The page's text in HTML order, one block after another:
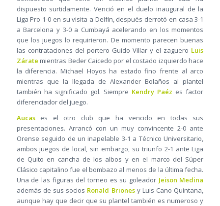
dispuesto surtidamente. Venció en el duelo inaugural de la
Liga Pro 1-0 en su visita a Delfín, después derrotó en casa 3-1
a Barcelona y 3-0 a Cumbayá acelerando en los momentos
que los juegos lo requirieron. De momento parecen buenas
las contrataciones del portero Guido Villar y el zaguero Luis
Zárate mientras Beder Caicedo por el costado izquierdo hace
la diferencia. Michael Hoyos ha estado fino frente al arco
mientras que la llegada de Alexander Bolaños al plantel
también ha significado gol. Siempre Kendry Paéz es factor
diferenciador del juego.
Aucases el otro club que ha vencido en todas sus
presentaciones. Arrancó con un muy convincente 2-0 ante
Orense seguido de un inapelable 3-1 a Técnico Universitario,
ambos juegos de local, sin embargo, su triunfo 2-1 ante Liga
de Quito en cancha de los albos y en el marco del Súper
Clásico capitalino fue el bombazo al menos de la última fecha.
Una de las figuras del torneo es su goleador Jeison Medina
además de sus socios Ronald Brionesy Luis Cano Quintana,
aunque hay que decir que su plantel también es numeroso y